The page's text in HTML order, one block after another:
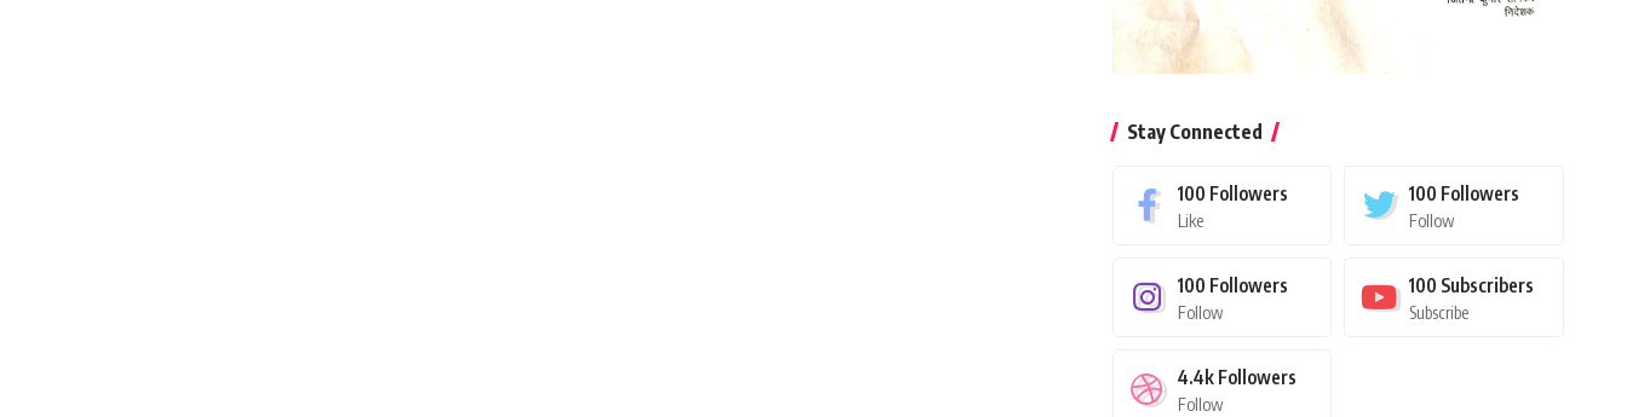
Stay Connected
100 Followers
Like
100 Followers
Follow
100 Followers
Follow
100 Subscribers
Subscribe
4.4k Followers
Follow